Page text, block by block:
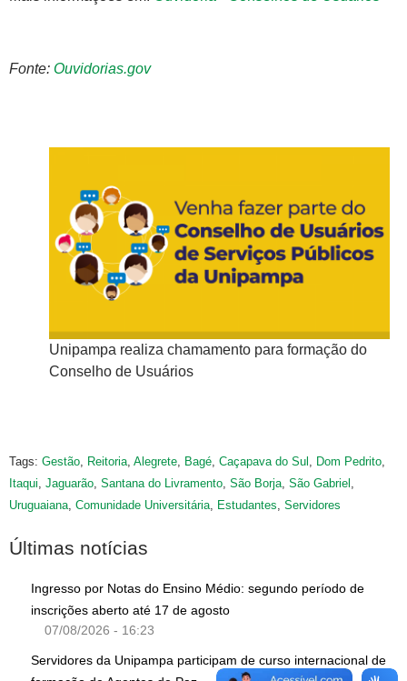
Fonte: Ouvidorias.gov
Unipampa realiza chamamento para formação do
Conselho de Usuários
Tags: Gestão, Reitoria, Alegrete, Bagé, Caçapava do Sul , Dom Pedrito,
Itaqui, Jaguarão, Santana do Livramento, São Borja, São Gabriel ,
Uruguaiana, Comunidade Universitária, Estudantes, Servidores
Últimas notícias
Ingresso por Notas do Ensino Médio: segundo período de
inscrições aberto até 17 de agosto
07/08/2026 - 16:23
Servidores da Unipampa participam de curso internacional de